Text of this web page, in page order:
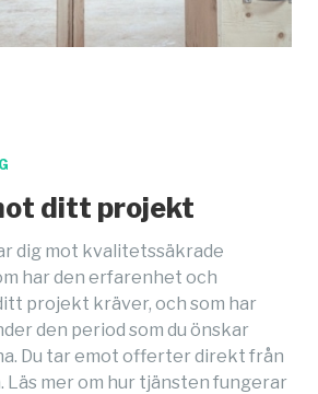
ditt projekt
dig mot kvalitetssäkrade
har den erfarenhet och
projekt kräver, och som har
den period som du önskar
Du tar emot offerter direkt från
mer om hur tjänsten fungerar